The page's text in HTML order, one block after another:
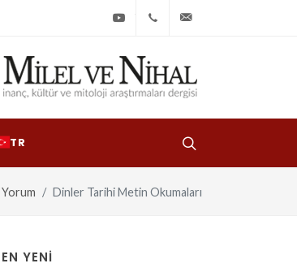
Youtube +90
533
TR
Dinler Tarihi Metin Okumaları
EN YENI